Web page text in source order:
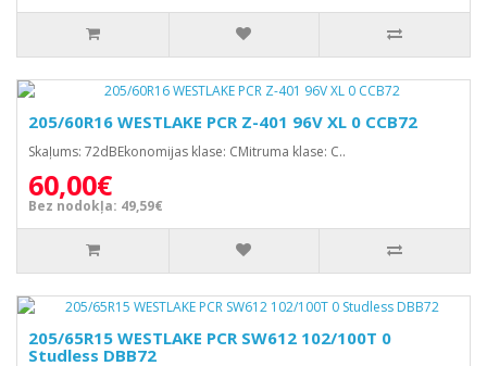
205/60R16 WESTLAKE PCR Z-401 96V XL 0 CCB72
Skaļums: 72dBEkonomijas klase: CMitruma klase: C..
60,00€
Bez nodokļa: 49,59€
205/65R15 WESTLAKE PCR SW612 102/100T 0
Studless DBB72